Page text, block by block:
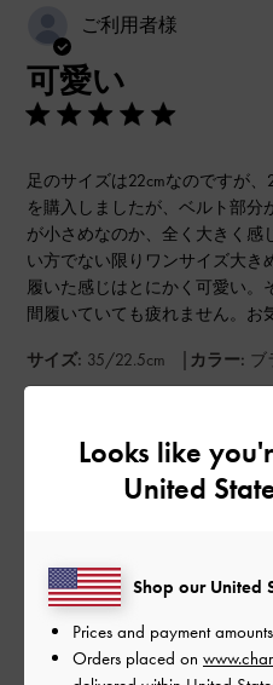
ご利用者様
可愛い
足のサイズは22cmなのですが、
を購入しましたが、ベルト部分
が小さめなのか、全く大きく感
い方でない限りワンサイズ大き
履いた感じはとにかく可愛い。
間履いていても疲れません。お
サイズ: 35/22.5cm | カラー: ブ
とても
もっと見る
Looks like
United
Shop our United
Prices and payment
Orders placed on